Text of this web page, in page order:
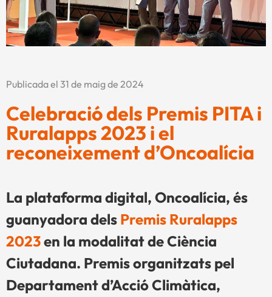
Publicada el 31 de maig de 2024
Celebració dels Premis PITA i
Ruralapps 2023 i el
reconeixement d’Oncoalícia
La plataforma digital, Oncoalícia, és
guanyadora dels Premis Ruralapps
2023en la modalitat de Ciència
Ciutadana. Premis organitzats pel
Departament d’Acció Climàtica,